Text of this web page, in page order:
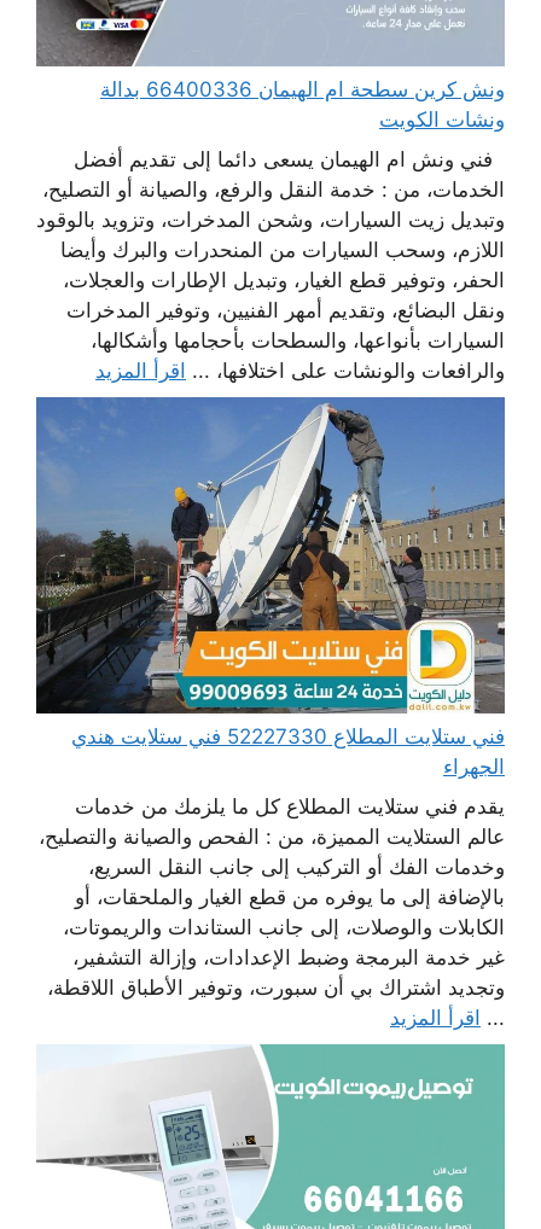
ونش كرين سطحة ام الهيمان 66400336 بدالة
ونشات الكويت
فني ونش ام الهيمان يسعى دائما إلى تقديم أفضل
الخدمات، من : خدمة النقل والرفع، والصيانة أو التصليح،
وتبديل زيت السيارات، وشحن المدخرات، وتزويد بالوقود
اللازم، وسحب السيارات من المنحدرات والبرك وأيضا
الحفر، وتوفير قطع الغيار، وتبديل الإطارات والعجلات،
ونقل البضائع، وتقديم أمهر الفنيين، وتوفير المدخرات
السيارات بأنواعها، والسطحات بأحجامها وأشكالها،
والرافعات والونشات على اختلافها، ... اقرأ المزيد
فني ستلايت المطلاع 52227330 فني ستلايت هندي
الجهراء
يقدم فني ستلايت المطلاع كل ما يلزمك من خدمات
عالم الستلايت المميزة، من : الفحص والصيانة والتصليح،
وخدمات الفك أو التركيب إلى جانب النقل السريع،
بالإضافة إلى ما يوفره من قطع الغيار والملحقات، أو
الكابلات والوصلات، إلى جانب الستاندات والريموتات،
غير خدمة البرمجة وضبط الإعدادات، وإزالة التشفير،
وتجديد اشتراك بي أن سبورت، وتوفير الأطباق اللاقطة،
... اقرأ المزيد